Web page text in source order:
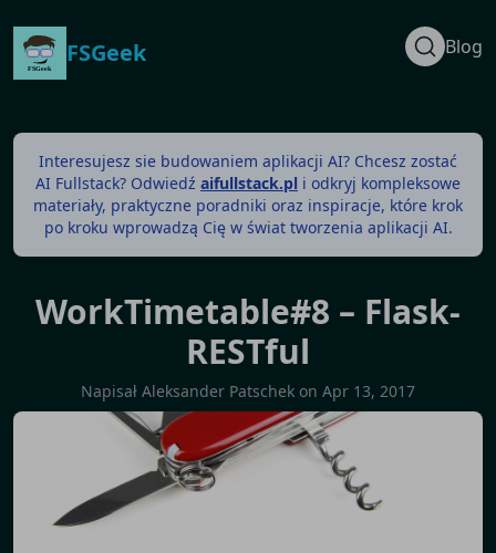
FSGeek Blog
Interesujesz sie budowaniem aplikacji AI? Chcesz zostać
AI Fullstack? Odwiedź aifullstack.pl i odkryj kompleksowe
materiały, praktyczne poradniki oraz inspiracje, które krok
po kroku wprowadzą Cię w świat tworzenia aplikacji AI.
WorkTimetable#8 – Flask-
RESTful
Napisał Aleksander Patschek on Apr 13, 2017